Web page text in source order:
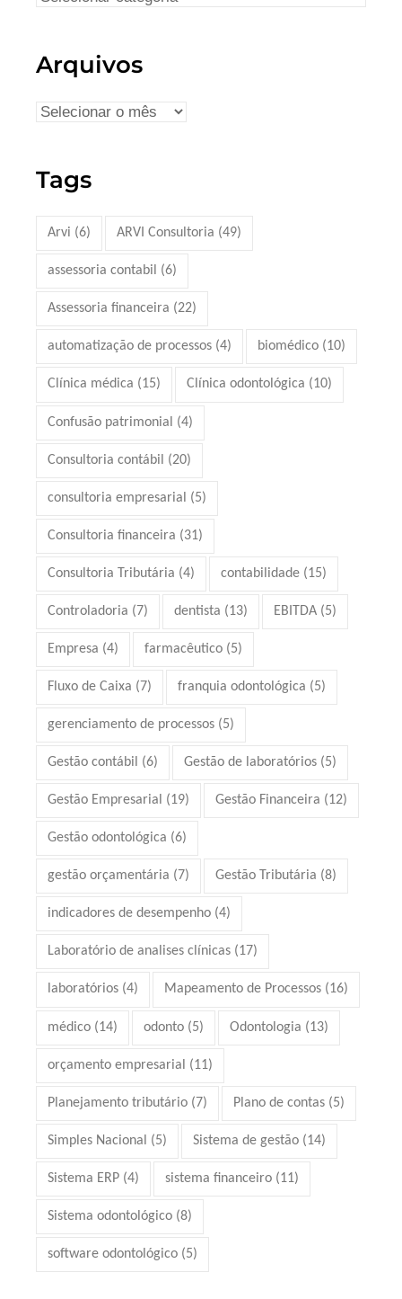
Arquivos
Tags
Arvi (6) ARVI Consultoria (49)
assessoria contabil (6)
Assessoria financeira (22)
automatização de processos (4) biomédico (10)
Clínica médica (15) Clínica odontológica (10)
Confusão patrimonial (4)
Consultoria contábil (20)
consultoria empresarial (5)
Consultoria financeira (31)
Consultoria Tributária (4) contabilidade (15)
Controladoria (7) dentista (13) EBITDA (5)
Empresa (4) farmacêutico (5)
Fluxo de Caixa (7) franquia odontológica (5)
gerenciamento de processos (5)
Gestão contábil (6) Gestão de laboratórios (5)
Gestão Empresarial (19) Gestão Financeira (12)
Gestão odontológica (6)
gestão orçamentária (7) Gestão Tributária (8)
indicadores de desempenho (4)
Laboratório de analises clínicas (17)
laboratórios (4) Mapeamento de Processos (16)
médico (14) odonto (5) Odontologia (13)
orçamento empresarial (11)
Planejamento tributário (7) Plano de contas (5)
Simples Nacional (5) Sistema de gestão (14)
Sistema ERP (4) sistema financeiro (11)
Sistema odontológico (8)
software odontológico (5)